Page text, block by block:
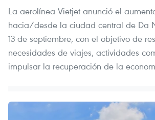
La aerolínea Vietjet anunció el
hacia/desde la ciudad central de Da
13 de septiembre, con el objetivo de
necesidades de viajes, actividades
impulsar la recuperación de la